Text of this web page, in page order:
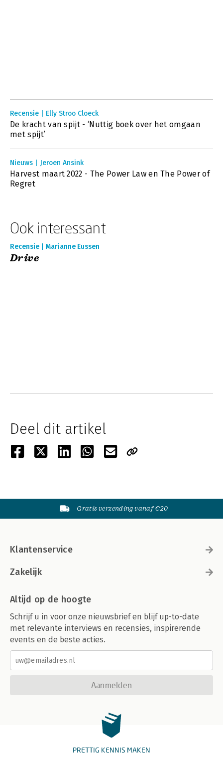
Recensie | Elly Stroo Cloeck
De kracht van spijt - ‘Nuttig boek over het omgaan
met spijt’
Nieuws | Jeroen Ansink
Harvest maart 2022 - The Power Law en The Power of
Regret
Ook interessant
Recensie | Marianne Eussen
Drive
Deel dit artikel
Gratis verzending vanaf €20
Klantenservice
Zakelijk
Altijd op de hoogte
Schrijf u in voor onze nieuwsbrief en blijf up-to-date
met relevante interviews en recensies, inspirerende
events en de beste acties.
Aanmelden
PRETTIG KENNIS MAKEN